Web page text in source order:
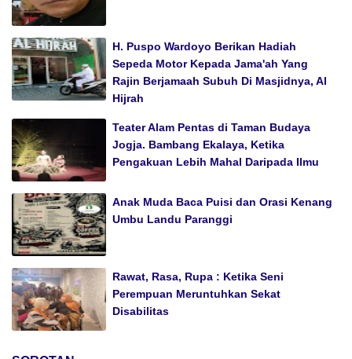
H. Puspo Wardoyo Berikan Hadiah
Sepeda Motor Kepada Jama'ah Yang
Rajin Berjamaah Subuh Di Masjidnya, Al
Hijrah
Teater Alam Pentas di Taman Budaya
Jogja. Bambang Ekalaya, Ketika
Pengakuan Lebih Mahal Daripada Ilmu
Anak Muda Baca Puisi dan Orasi Kenang
Umbu Landu Paranggi
Rawat, Rasa, Rupa : Ketika Seni
Perempuan Meruntuhkan Sekat
Disabilitas